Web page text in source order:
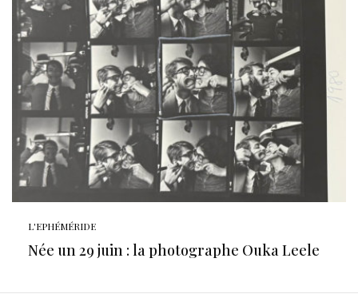
L'EPHÉMÉRIDE
Née un 29 juin : la photographe Ouka Leele